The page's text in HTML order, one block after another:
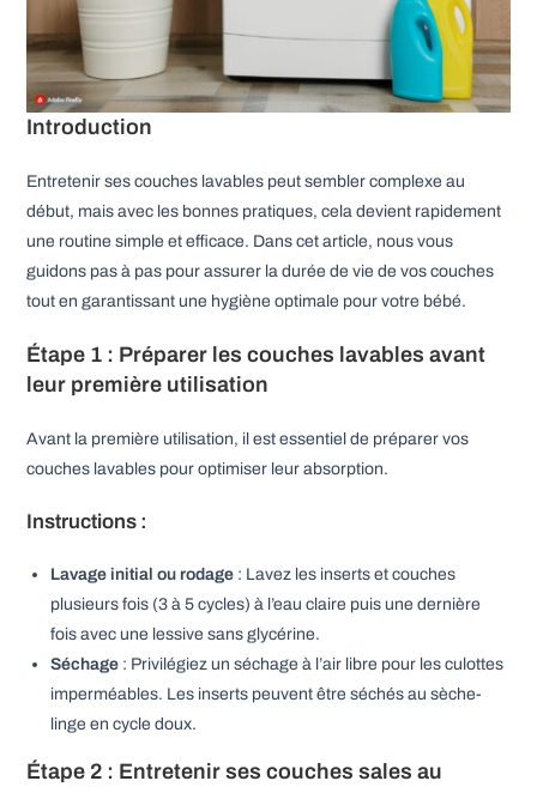
Introduction
Entretenir ses couches lavables peut sembler complexe au
début, mais avec les bonnes pratiques, cela devient rapidement
une routine simple et efficace. Dans cet article, nous vous
guidons pas à pas pour assurer la durée de vie de vos couches
tout en garantissant une hygiène optimale pour votre bébé.
Étape 1 : Préparer les couches lavables avant
leur première utilisation
Avant la première utilisation, il est essentiel de préparer vos
couches lavables pour optimiser leur absorption.
Instructions :
Lavage initial ou rodage : Lavez les inserts et couches
plusieurs fois (3 à 5 cycles) à l’eau claire puis une dernière
fois avec une lessive sans glycérine.
Séchage : Privilégiez un séchage à l’air libre pour les culottes
imperméables. Les inserts peuvent être séchés au sèche-
linge en cycle doux.
Étape 2 : Entretenir ses couches sales au